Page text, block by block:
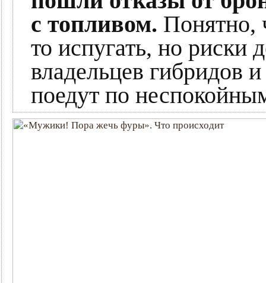
с топливом. Понятно,
то испугать, но риски
владельцев гибридов
поедут по